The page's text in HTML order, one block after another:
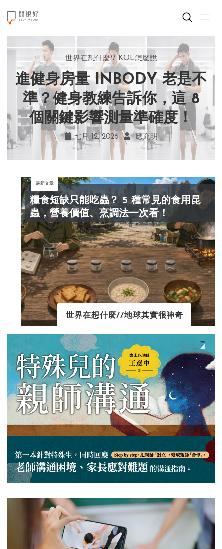
來點正能量
世界在想什麼
創造美好生活
小孩不是噩夢
職場商業經濟
影片專區
關於我們
世界在想什麼//地球村發生的事
AI 複製吉卜力畫風引爭議！
宮崎駿用七年證明：人腦創
作仍無可取代
七月 19, 2026 菲利浦．科特勒
來點正能量//與自己和解
別讓過去的榮耀嘲笑現在！
學會捨棄獎盃，活出當下的
真實幸福
七月 17, 2026 亞瑟．布魯克斯
來點正能量//女力至上
改變不用驚天動地！《米娜
家的星期六》看小女孩如何
勇敢跨出第一步
七月 22, 2026 不正田心
世界在想什麼//KOL怎麼說
進健身房量 INBODY 老是不
準？健身教練告訴你，這 8
個關鍵影響測量準確度！
七月 12, 2026 應充明
糧食短缺只能吃蟲？ 5 種常見的食用昆
蟲，營養價值、烹調法一次看！
最新文章
世界在想什麼//地球其實很神奇